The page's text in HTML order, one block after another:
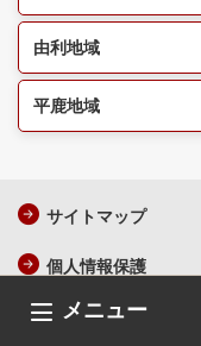
メニュー
由利地域
平鹿地域
サイトマップ
個人情報保護
ウェブアクセシビリ